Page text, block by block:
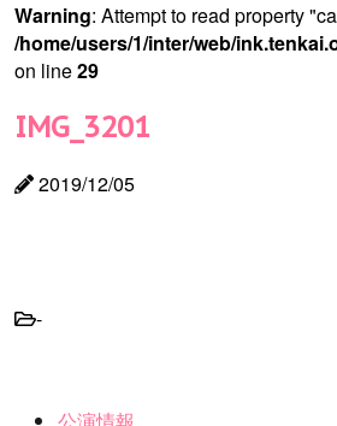
Warning: Attempt to read property
/home/users/1/inter/web/
on line29
IMG_3201
2019/12/05
-
公演情報